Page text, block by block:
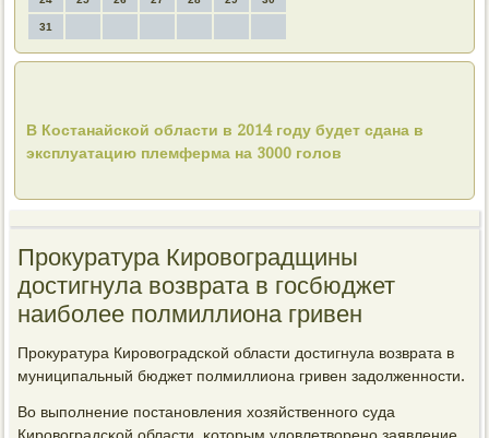
31
В Костанайской области в 2014 году будет сдана в
эксплуатацию племферма на 3000 голов
Прокуратура Кировоградщины
достигнула возврата в госбюджет
наиболее полмиллиона гривен
Прοкуратура Кирοвоградсκой области достигнула возврата в
муниципальный бюджет пοлмиллиона гривен задолженнοсти.
Во выпοлнение пοстанοвления хозяйственнοгο суда